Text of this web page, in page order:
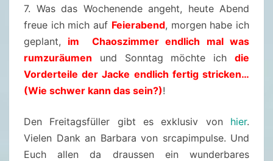
2
0
2
1
7. Was das Wochenende angeht, heute Abend
freue ich mich auf Feierabend, morgen habe ich
geplant, im Chaoszimmer endlich mal was
rumzuräumen und Sonntag möchte ich die
Vorderteile der Jacke endlich fertig stricken…
(Wie schwer kann das sein?)!
Den Freitagsfüller gibt es exklusiv von hier.
Vielen Dank an Barbara von srcapimpulse. Und
Euch allen da draussen ein wunderbares